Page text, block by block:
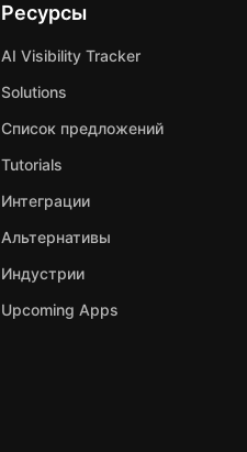
Ресурсы
AI Visibility Tracker
Solutions
Список предложений
Tutorials
Интеграции
Альтернативы
Индустрии
Upcoming Apps